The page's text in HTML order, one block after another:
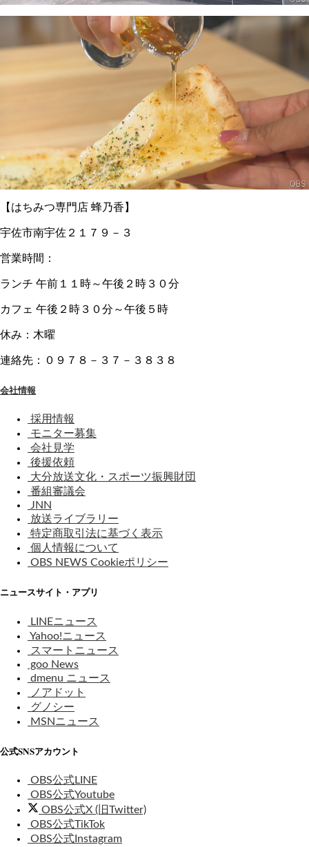
【はちみつ専門店 蜂乃香】
宇佐市南宇佐２１７９－３
営業時間：
ランチ 午前１１時～午後２時３０分
カフェ 午後２時３０分～午後５時
休み：木曜
連絡先：０９７８－３７－３８３８
会社情報
採用情報
モニター募集
会社見学
後援依頼
大分放送文化・スポーツ振興財団
番組審議会
JNN
放送ライブラリー
特定商取引法に基づく表示
個人情報について
OBS NEWS Cookieポリシー
ニュースサイト・アプリ
LINEニュース
Yahoo!ニュース
スマートニュース
goo News
dmenu ニュース
ノアドット
グノシー
MSNニュース
公式SNSアカウント
OBS公式LINE
OBS公式Youtube
OBS公式X (旧Twitter)
OBS公式TikTok
OBS公式Instagram